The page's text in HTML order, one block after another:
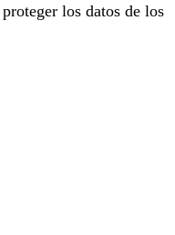
los datos de los